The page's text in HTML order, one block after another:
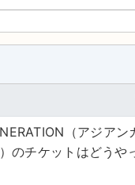
（アジアン
のチケットはどうや